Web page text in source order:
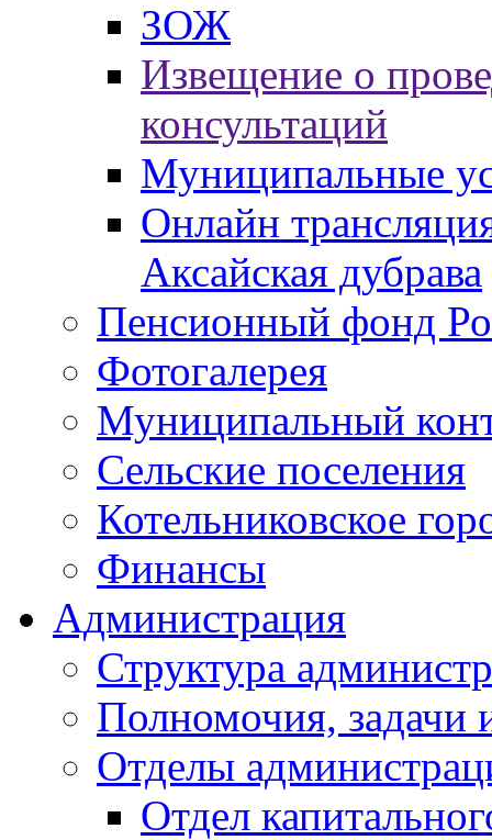
ЗОЖ
Извещение о
консультаций
Муниципальные
Онлайн
Аксайская дубрава
Пенсионный фонд
Фотогалерея
Муниципальный
Сельские поселения
Котельниковское
Финансы
Администрация
Структура
Полномочия, задачи
Отделы
Отдел